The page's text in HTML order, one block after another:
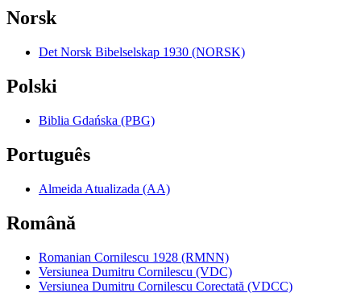
Norsk
Det Norsk Bibelselskap 1930 (NORSK)
Polski
Biblia Gdańska (PBG)
Português
Almeida Atualizada (AA)
Română
Romanian Cornilescu 1928 (RMNN)
Versiunea Dumitru Cornilescu (VDC)
Versiunea Dumitru Cornilescu Corectată (VDCC)